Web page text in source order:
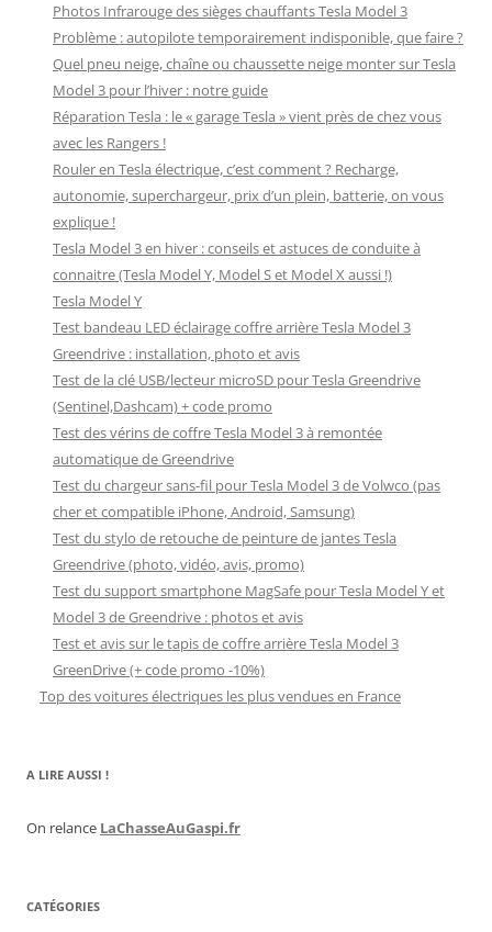
Photos Infrarouge des sièges chauffants Tesla Model 3
Problème : autopilote temporairement indisponible, que faire ?
Quel pneu neige, chaîne ou chaussette neige monter sur Tesla
Model 3 pour l’hiver : notre guide
Réparation Tesla : le « garage Tesla » vient près de chez vous
avec les Rangers !
Rouler en Tesla électrique, c’est comment ? Recharge,
autonomie, superchargeur, prix d’un plein, batterie, on vous
explique !
Tesla Model 3 en hiver : conseils et astuces de conduite à
connaitre (Tesla Model Y, Model S et Model X aussi !)
Tesla Model Y
Test bandeau LED éclairage coffre arrière Tesla Model 3
Greendrive : installation, photo et avis
Test de la clé USB/lecteur microSD pour Tesla Greendrive
(Sentinel,Dashcam) + code promo
Test des vérins de coffre Tesla Model 3 à remontée
automatique de Greendrive
Test du chargeur sans-fil pour Tesla Model 3 de Volwco (pas
cher et compatible iPhone, Android, Samsung)
Test du stylo de retouche de peinture de jantes Tesla
Greendrive (photo, vidéo, avis, promo)
Test du support smartphone MagSafe pour Tesla Model Y et
Model 3 de Greendrive : photos et avis
Test et avis sur le tapis de coffre arrière Tesla Model 3
GreenDrive (+ code promo -10%)
Top des voitures électriques les plus vendues en France
A LIRE AUSSI !
On relance LaChasseAuGaspi.fr
CATÉGORIES